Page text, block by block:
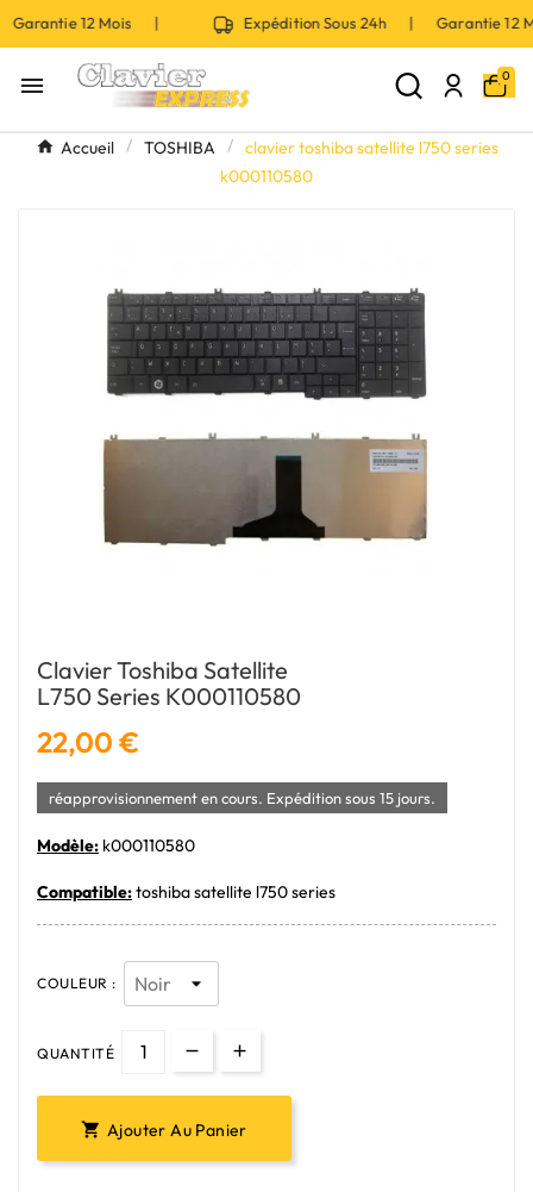
12 Mois | Expédition Sous 24h | Garantie
 0
Accueil TOSHIBA
clavier toshiba satellite l750 series
k000110580
Clavier Toshiba Satellite
L750 Series K000110580
22,00 €
réapprovisionnement en cours. Expédition sous 15 jours.
Modèle: k000110580
Compatible:toshiba satellite l750 series
COULEUR :
QUANTITÉ
 Ajouter Au Panier